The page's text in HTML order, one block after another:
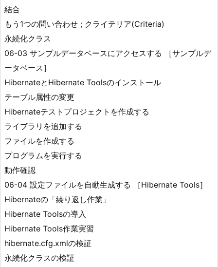
結合
もう1つの問い合わせ ; クライテリア(Criteria)
永続化クラス
06-03 サンプルデータベースにアクセスする ［サンプルデ
ータベース］
HibernateとHibernate Toolsのインストール
テーブル属性の変更
Hibernateテストプロジェクトを作成する
ライブラリを追加する
ファイルを作成する
プログラムを実行する
動作確認
06-04 設定ファイルを自動生成する ［Hibernate Tools］
Hibernateの「繰り返し作業」
Hibernate Toolsの導入
Hibernate Tools作業実習
hibernate.cfg.xmlの検証
永続化クラスの検証